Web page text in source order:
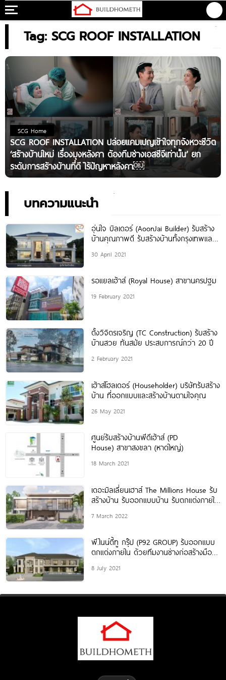
Tag: SCG ROOF INSTALLATION
SCG Home
SCG ROOF INSTALLATION ปล่อยแคมเปญเข้าใจทุกจังหวะชีวิต
‘สร้างบ้านใหม่ เรื่องมุงหลังคา ต้องทีมช่างเอสซีจีเท่านั้น’ ยก
ระดับการสร้างบ้านที่ดี ไร้ปัญหาหลังคา￼
บทความแนะนำ
อุ่นใจ บิลเดอร์ (AoonJai Builder) รับสร้าง
บ้านคุณภาพดี รับสร้างบ้านทั้งกรุงเทพและ
30 April 2021
รอแยลเฮ้าส์ (Royal House) สาขานครปฐม
19 February 2021
ตั้งวิจิตรเจริญ (TC Construction) รับสร้าง
บ้านสวย ทันสมัย ประสบการณ์กว่า 20 ปี
2 February 2021
เฮ้าส์โฮลเดอร์ (Householder) บริษัทรับสร้าง
บ้าน ที่ออกแบบและสร้างบ้านตามใจคุณ
26 May 2021
ศูนย์รับสร้างบ้านพีดีเฮ้าส์ (PD
House) สาขาสงขลา (หาดใหญ่)
18 March 2021
เดอะมิลเลี่ยนเฮาส์ The Millions House รับ
สร้างบ้าน รับออกแบบบ้าน รับตกแต่งภายใน
7 March 2022
พี.ไนน์ตี้ทู กรุ๊ป (P92 GROUP) รับออกแบบ
ตกแต่งภายใน ด้วยทีมงานช่างก่อสร้างมือ
8 July 2021